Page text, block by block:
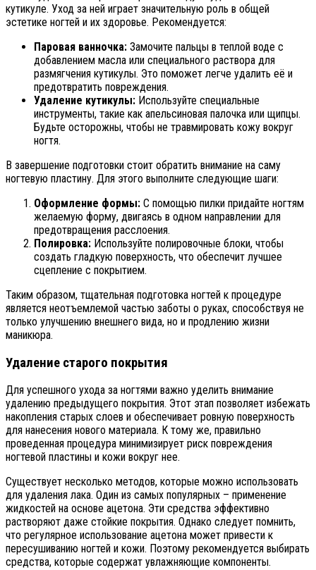
кутикуле. Уход за ней играет значительную роль в общей
эстетике ногтей и их здоровье. Рекомендуется:
Паровая ванночка: Замочите пальцы в теплой воде с
добавлением масла или специального раствора для
размягчения кутикулы. Это поможет легче удалить её и
предотвратить повреждения.
Удаление кутикулы: Используйте специальные
инструменты, такие как апельсиновая палочка или щипцы.
Будьте осторожны, чтобы не травмировать кожу вокруг
ногтя.
В завершение подготовки стоит обратить внимание на саму
ногтевую пластину. Для этого выполните следующие шаги:
Оформление формы: С помощью пилки придайте ногтям
желаемую форму, двигаясь в одном направлении для
предотвращения расслоения.
Полировка: Используйте полировочные блоки, чтобы
создать гладкую поверхность, что обеспечит лучшее
сцепление с покрытием.
Таким образом, тщательная подготовка ногтей к процедуре
является неотъемлемой частью заботы о руках, способствуя не
только улучшению внешнего вида, но и продлению жизни
маникюра.
Удаление старого покрытия
Для успешного ухода за ногтями важно уделить внимание
удалению предыдущего покрытия. Этот этап позволяет избежать
накопления старых слоев и обеспечивает ровную поверхность
для нанесения нового материала. К тому же, правильно
проведенная процедура минимизирует риск повреждения
ногтевой пластины и кожи вокруг нее.
Существует несколько методов, которые можно использовать
для удаления лака. Один из самых популярных – применение
жидкостей на основе ацетона. Эти средства эффективно
растворяют даже стойкие покрытия. Однако следует помнить,
что регулярное использование ацетона может привести к
пересушиванию ногтей и кожи. Поэтому рекомендуется выбирать
средства, которые содержат увлажняющие компоненты.